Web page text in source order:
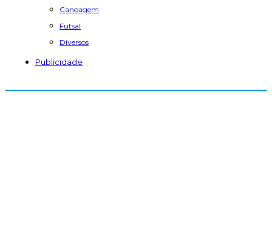
Canoagem
Futsal
Diversos
Publicidade